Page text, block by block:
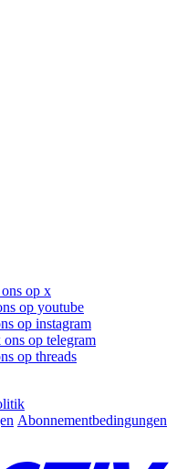
op x
op youtube
op instagram
ons op telegram
op threads
Abonnementbedingungen